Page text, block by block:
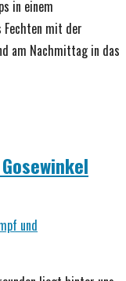
in einem
Fechten mit der
am Nachmittag in das
und